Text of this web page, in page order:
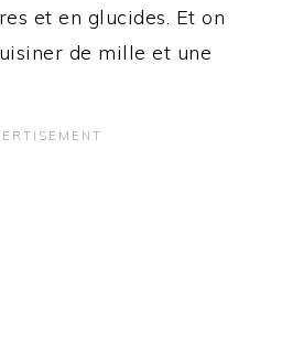
et en glucides. Et on
de mille et une